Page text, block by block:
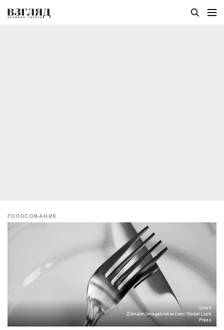
ГОЛОСОВАНИЕ
Ulrich
Zillmann/imagebroker.com/Global Look
Press